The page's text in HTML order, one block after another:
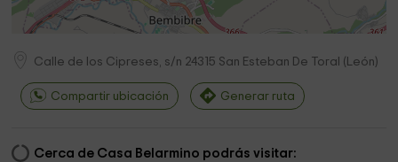
Calle de los Cipreses, s/n 24315 San Esteban De Toral ( León)
Compartir ubicación Generar ruta
Cerca de Casa Belarmino podrás visitar: